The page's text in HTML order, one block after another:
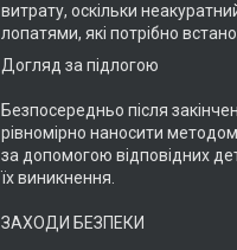
витрату, оскільки
лопатями, які потрібно
Догляд за підлогою
Безпосередньо після
рівномірно наносити
за допомогою відповідних
їх виникнення.
ЗАХОДИ БЕЗПЕКИ